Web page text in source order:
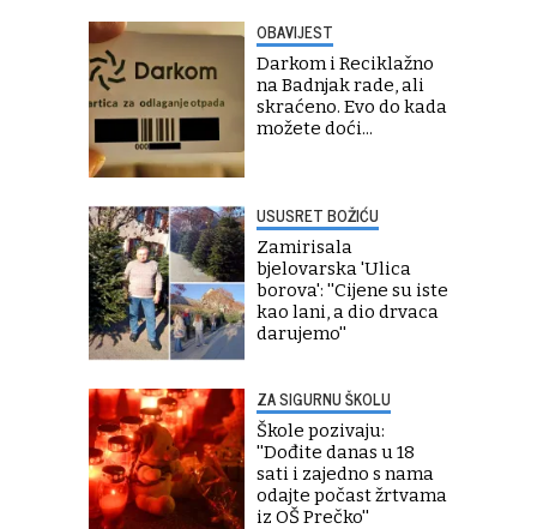
OBAVIJEST
Darkom i Reciklažno
na Badnjak rade, ali
skraćeno. Evo do kada
možete doći...
USUSRET BOŽIĆU
Zamirisala
bjelovarska 'Ulica
borova': ''Cijene su iste
kao lani, a dio drvaca
darujemo''
ZA SIGURNU ŠKOLU
Škole pozivaju:
''Dođite danas u 18
sati i zajedno s nama
odajte počast žrtvama
iz OŠ Prečko''